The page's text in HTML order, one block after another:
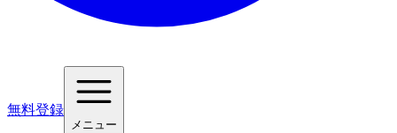
無料登録
メニュー